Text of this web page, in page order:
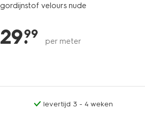
gordijnstof velours nude
29.
99
per meter
levertijd 3 - 4 weken